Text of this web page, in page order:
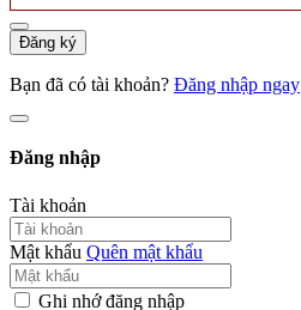
Đăng ký
Bạn đã có tài khoản? Đăng nhập ngay
Đăng nhập
Tài khoản
Mật khẩu Quên mật khẩu
Ghi nhớ đăng nhập